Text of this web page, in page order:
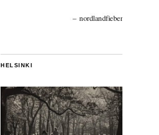
nordlandfieber
HELSINKI